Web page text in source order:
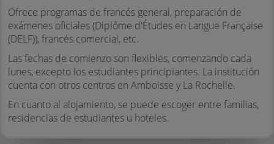
Ofrece programas de francés general, preparación de
exámenes oficiales (Diplôme d'Études en Langue Française
(DELF)), francés comercial, etc.
Las fechas de comienzo son flexibles, comenzando cada
lunes, excepto los estudiantes principiantes. La institución
cuenta con otros centros en Amboisse y La Rochelle.
En cuanto al alojamiento, se puede escoger entre familias,
residencias de estudiantes u hoteles.